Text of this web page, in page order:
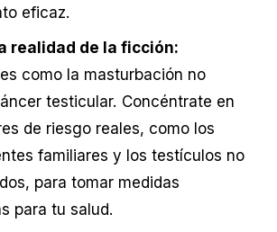
eficaz.
realidad de la ficción:
como la masturbación no
testicular. Concéntrate en
de riesgo reales, como los
familiares y los testículos no
para tomar medidas
para tu salud.